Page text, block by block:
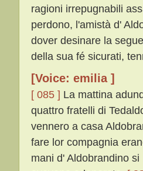
ragioni irrepugnabili
perdono, l'amistà d'
dover desinare la
della sua fé sicurati,
[Voice: emilia ]
[ 085 ] La mattina
quattro fratelli di
vennero a casa
fare lor compagnia
mani d' Aldobrandino